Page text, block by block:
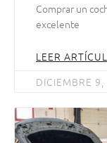
Comprar un
excelente
LEER
DICIEMBRE